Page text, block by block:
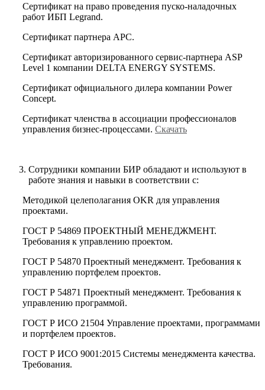
Сертификат на право проведения пуско-наладочных
работ ИБП Legrand.
Сертификат партнера APC.
Сертификат авторизированного сервис-партнера ASP
Level 1 компании DELTA ENERGY SYSTEMS.
Сертификат официального дилера компании Power
Concept.
Сертификат членства в ассоциации профессионалов
управления бизнес-процессами. Скачать
Сотрудники компании БИР обладают и используют в
работе знания и навыки в соответствии с:
Методикой целеполагания OKR для управления
проектами.
ГОСТ Р 54869 ПРОЕКТНЫЙ МЕНЕДЖМЕНТ.
Требования к управлению проектом.
ГОСТ Р 54870 Проектный менеджмент. Требования к
управлению портфелем проектов.
ГОСТ Р 54871 Проектный менеджмент. Требования к
управлению программой.
ГОСТ Р ИСО 21504 Управление проектами, программами
и портфелем проектов.
ГОСТ Р ИСО 9001:2015 Системы менеджмента качества.
Требования.